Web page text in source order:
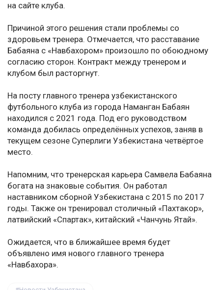
на сайте клуба.
Причиной этого решения стали проблемы со
здоровьем тренера. Отмечается, что расставание
Бабаяна с «Навбахором» произошло по обоюдному
согласию сторон. Контракт между тренером и
клубом был расторгнут.
На посту главного тренера узбекистанского
футбольного клуба из города Наманган Бабаян
находился с 2021 года. Под его руководством
команда добилась определённых успехов, заняв в
текущем сезоне Суперлиги Узбекистана четвёртое
место.
Напомним, что тренерская карьера Самвела Бабаяна
богата на знаковые события. Он работал
наставником сборной Узбекистана с 2015 по 2017
годы. Также он тренировал столичный «Пахтакор»,
латвийский «Спартак», китайский «Чанчунь Ятай».
Ожидается, что в ближайшее время будет
объявлено имя нового главного тренера
«Навбахора».